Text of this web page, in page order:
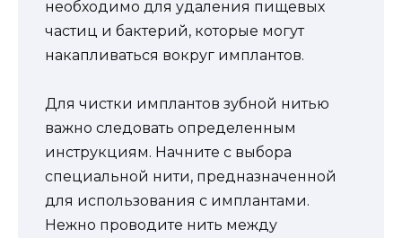
необходимо для удаления пищевых
частиц и бактерий, которые могут
накапливаться вокруг имплантов.
Для чистки имплантов зубной нитью
важно следовать определенным
инструкциям. Начните с выбора
специальной нити, предназначенной
для использования с имплантами.
Нежно проводите нить между